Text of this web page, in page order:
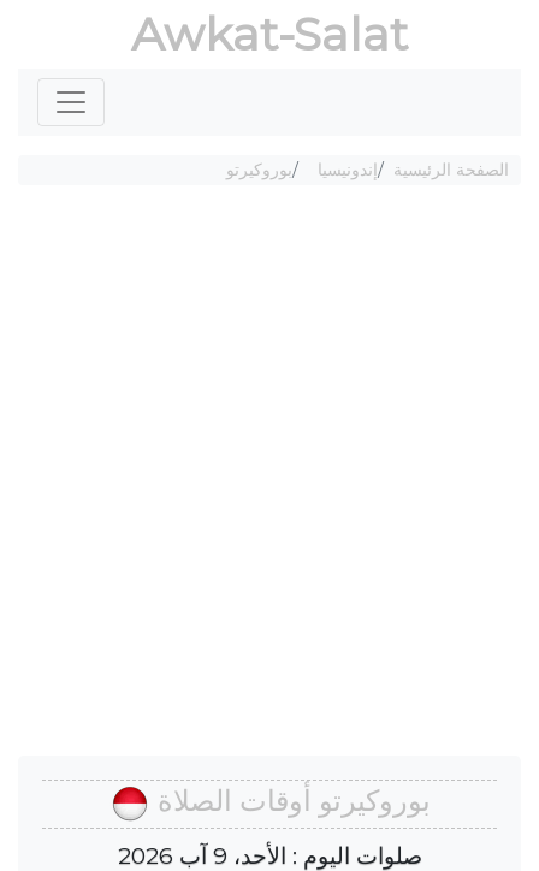
Awkat-Salat
الصفحة الرئيسية إندونيسيا بوروكيرتو
بوروكيرتو أوقات الصلاة
صلوات اليوم : الأحد، 9 آب 2026